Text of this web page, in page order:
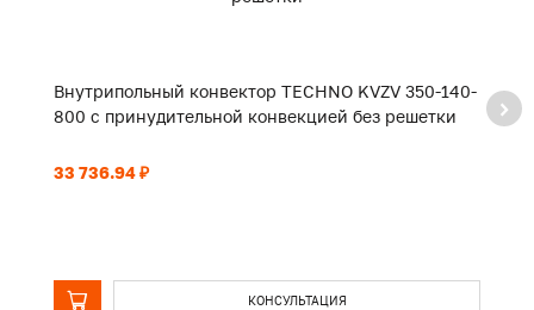
Внутрипольный конвектор TECHNO KVZV 350-140-
800 с принудительной конвекцией без решетки
33 736.94 ₽
КОНСУЛЬТАЦИЯ